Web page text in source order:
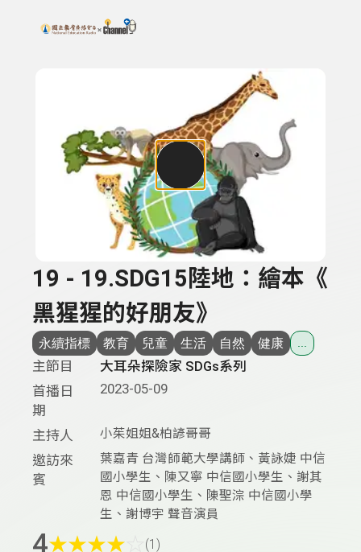
上方功能區塊
搜尋關鍵字：可輸入節目名稱、主持人或關鍵字
19 - 19.SDG15陸地：繪本《
黑猩猩的好朋友》
永續指標 教育 兒童 生活 自然 健康 ...
主節目
大耳朵探險家 SDGs系列
首播日
期
2023-05-09
主持人 小茱姐姐&柏諺哥哥
邀訪來
賓
葉嘉青 台灣師範大學講師、黃詠婕 中信
國小學生、陳又寧 中信國小學生、謝其
恩 中信國小學生、陳聖淙 中信國小學
生、謝博宇 聲音演員
4★★★★ (1)